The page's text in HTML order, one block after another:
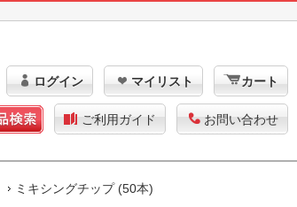
ログイン マイリスト カート
ご利用ガイド お問い合わせ
ミキシングチップ (50本)